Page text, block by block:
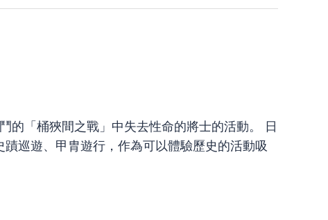
的「桶狹間之戰」中失去性命的將士的活動。 日
巡遊、甲胄遊行，作為可以體驗歷史的活動吸